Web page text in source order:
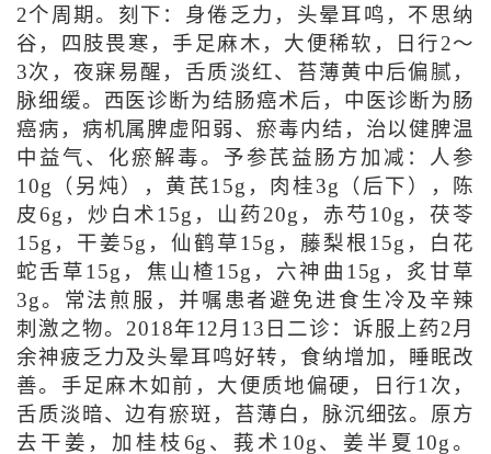
2个周期。刻下：身倦乏力，头晕耳鸣，不思纳
谷，四肢畏寒，手足麻木，大便稀软，日行2～
3次，夜寐易醒，舌质淡红、苔薄黄中后偏腻，
脉细缓。西医诊断为结肠癌术后，中医诊断为肠
癌病，病机属脾虚阳弱、瘀毒内结，治以健脾温
中益气、化瘀解毒。予参芪益肠方加减：人参
10g（另炖），黄芪15g，肉桂3g（后下），陈
皮6g，炒白术15g，山药20g，赤芍10g，茯苓
15g，干姜5g，仙鹤草15g，藤梨根15g，白花
蛇舌草15g，焦山楂15g，六神曲15g，炙甘草
3g。常法煎服，并嘱患者避免进食生冷及辛辣
刺激之物。2018年12月13日二诊：诉服上药2月
余神疲乏力及头晕耳鸣好转，食纳增加，睡眠改
善。手足麻木如前，大便质地偏硬，日行1次，
舌质淡暗、边有瘀斑，苔薄白，脉沉细弦。原方
去干姜，加桂枝6g、莪术10g、姜半夏10g。